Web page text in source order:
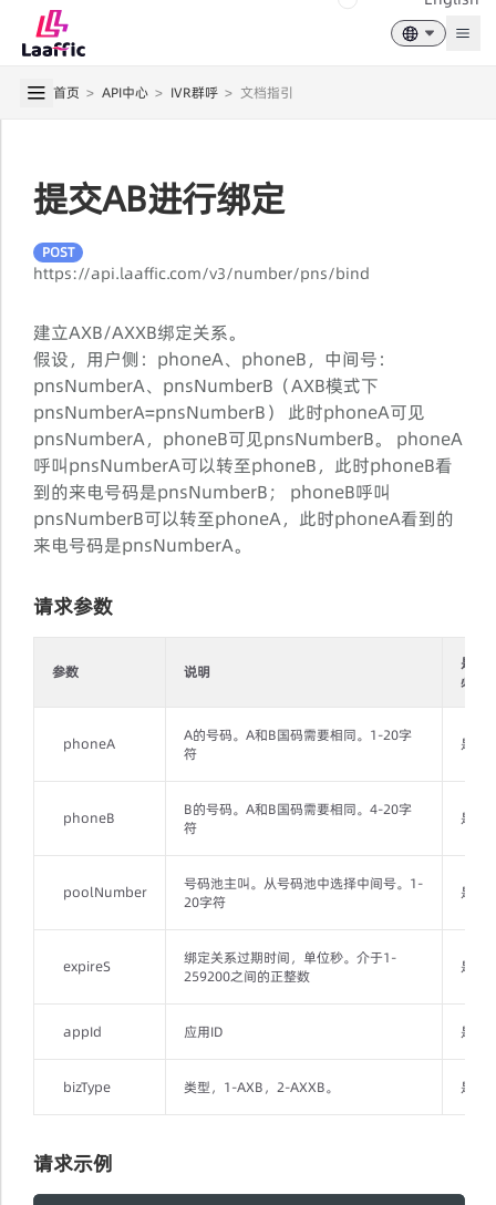
首页 > API中心 > IVR群呼 > 文档指引
提交AB进行绑定
POST
https://api.laaffic.com/v3/number/pns/bind
建立AXB/AXXB绑定关系。
假设，用户侧：phoneA、phoneB，中间号：
pnsNumberA、pnsNumberB（AXB模式下
pnsNumberA=pnsNumberB） 此时phoneA可见
pnsNumberA，phoneB可见pnsNumberB。 phoneA
呼叫pnsNumberA可以转至phoneB，此时phoneB看
到的来电号码是pnsNumberB； phoneB呼叫
pnsNumberB可以转至phoneA，此时phoneA看到的
来电号码是pnsNumberA。
请求参数
参数 说明
是否
必填
phoneA
A的号码。A和B国码需要相同。1-20字
符
是
phoneB
B的号码。A和B国码需要相同。4-20字
符
是
poolNumber
号码池主叫。从号码池中选择中间号。1-
20字符
是
expireS
绑定关系过期时间，单位秒。介于1-
259200之间的正整数
是
appId 应用ID 是
bizType 类型，1-AXB，2-AXXB。 是
请求示例